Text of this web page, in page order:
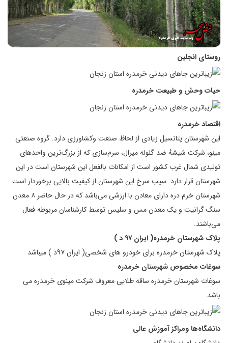
روستای انجلین
حیات وحش و طبیعت خرمدره
اقتصادخرمدره
این شهرستان پتانسیل زیادی از لحاظ صنعت وکشاورزی دارد. گروه صنعتی
مینو، شرکت شیشهٔ ضد گلوله میرال، سرم‌سازی که از بزرگ‌ترین واحدهای
تولیدی شمال غرب کشور است از امکانات بالفعل این شهرستان است در این
شهرستان قرار دارد. سیب سرخ این شهرستان از کیفیت بالایی برخوردار است.
شهرستان خرم دره دارای معادن با ارزشی می‌باشد که در حال حاضر ۸ معدن
سنگ گرانیت و یک معدن مس و سلیس توسط کارشناسان مربوطه فعال
می‌باشند.
پلاک شهرستان خرمدره( ایران ۹۷ د )
پلاک شهرستان خرمدره برای خودرو های شخصی( ایران ۹۷د ) میباشد
سوغات مخصوص شهرستان خرمدره
سوغات شهرستان خرمدره ساقه طلایی معروف شرکت مینوی خرمدره می
باشد.
دانشگاه‌ها ومراکز آموزش عالی